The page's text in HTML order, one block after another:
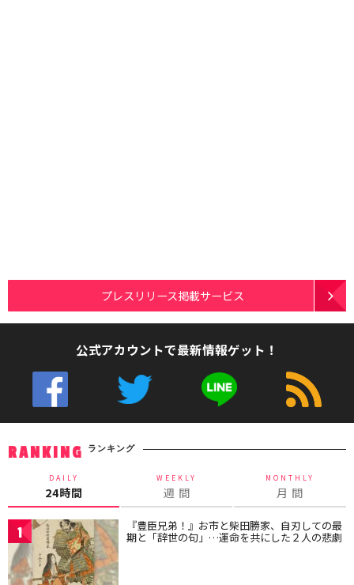
プレスリリース掲載サービス
公式アカウントで最新情報ゲット！
RANKING ランキング
DAILY
24時間
WEEKLY
週 間
MONTHLY
月 間
1 『豊臣兄弟！』お市と柴田勝家、自刃しての最
期と「辞世の句」…運命を共にした２人の悲劇